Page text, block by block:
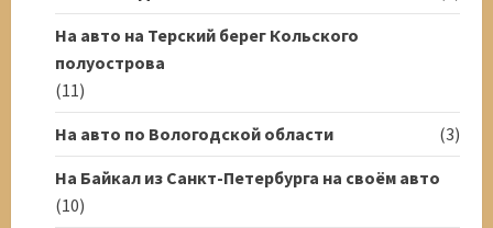
На авто на Терский берег Кольского
полуострова
(11)
На авто по Вологодской области
(3)
На Байкал из Санкт-Петербурга на своём авто
(10)